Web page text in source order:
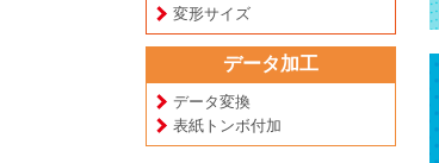
変形サイズ
データ加工
データ変換
表紙トンボ付加